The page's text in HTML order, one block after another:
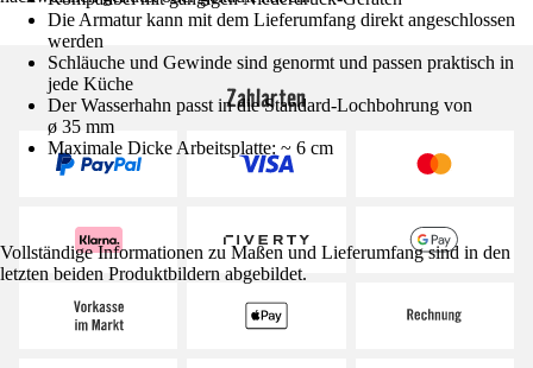
Die Armatur kann mit dem Lieferumfang direkt angeschlossen
werden
Schläuche und Gewinde sind genormt und passen praktisch in
jede Küche
Der Wasserhahn passt in die Standard-Lochbohrung von
ø 35 mm
Maximale Dicke Arbeitsplatte: ~ 6 cm
Vollständige Informationen zu Maßen und Lieferumfang sind in den
letzten beiden Produktbildern abgebildet.
Zahlarten